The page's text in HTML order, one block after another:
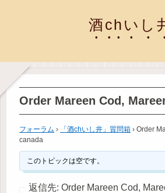
酒chいし
Order Mareen Cod,
フォーラム › 「酒chいし井」質問箱 › Order
canada
このトピックは空です。
返信先: Order Mareen Cod,